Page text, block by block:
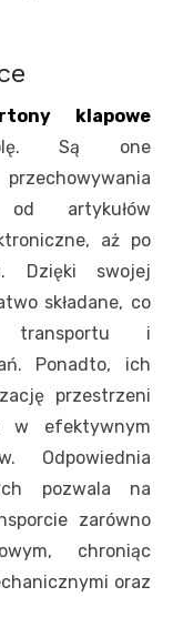
klapowe
Są one
artykułów
aż po
Dzięki swojej
składane, co
transportu i
Ponadto, ich
przestrzeni
w efektywnym
Odpowiednia
pozwala na
zarówno
chroniąc
oraz